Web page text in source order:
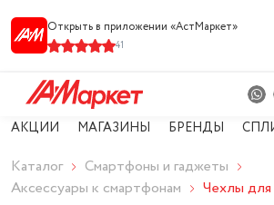
Открыть в приложении «АстМарке‪т‬»
41
АКЦИИ МАГАЗИНЫ БРЕНДЫ
Каталог
Смартфоны и гаджеты
Аксессуары к смартфонам
Чехлы